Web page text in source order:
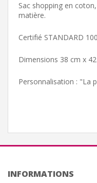
Sac shopping en
matière.
Certifié STANDARD
Dimensions 38 cm x
Personnalisation :
INFORMATIONS